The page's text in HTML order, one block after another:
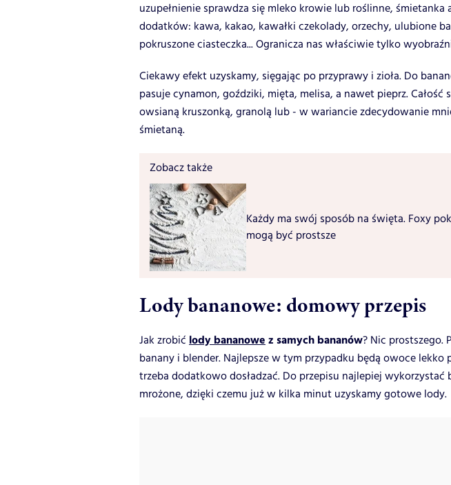
uzupełnienie sprawdza się mleko krowie lub roślinne,
dodatków: kawa, kakao, kawałki czekolady, orzechy, ulubione
pokruszone ciasteczka... Ogranicza nas właściwie tylko
Ciekawy efekt uzyskamy, sięgając po przyprawy i zioła. Do
pasuje cynamon, goździki, mięta, melisa, a nawet pieprz. Całość
owsianą kruszonką, granolą lub - w wariancie zdecydowanie
śmietaną.
Zobacz także
Każdy ma swój sposób na święta. Foxy
mogą być prostsze
Lody bananowe: domowy przepis
Jak zrobić lody bananowez samych bananów? Nic prostszego.
banany i blender. Najlepsze w tym przypadku będą owoce lekko
trzeba dodatkowo dosładzać. Do przepisu najlepiej wykorzystać
mrożone, dzięki czemu już w kilka minut uzyskamy gotowe lody.